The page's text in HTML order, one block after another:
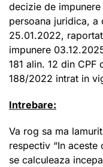
decizie de
persoana juridica, a
25.01.2022,
impunere
181 alin. 12 din
188/2022 intrat in
Intrebare:
Va rog sa ma
respectiv “In
se calculeaza